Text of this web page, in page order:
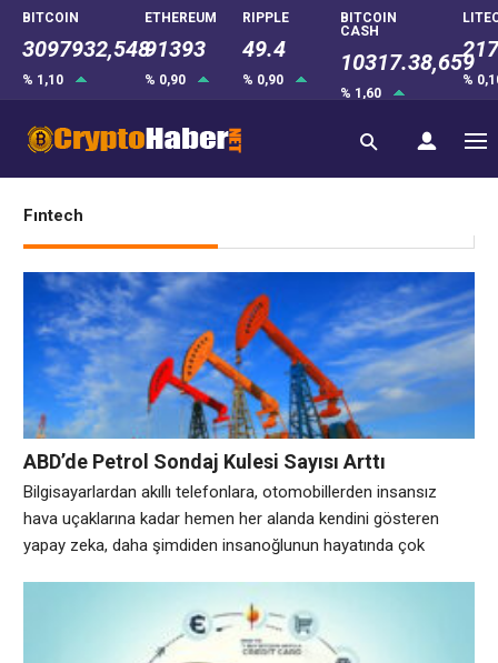
BITCOIN
3097932,548
% 1,10
ETHEREUM
91393
% 0,90
RIPPLE
49.4
% 0,90
BITCOIN
CASH
10317.38,659
% 1,60
%
Fıntech
ABD’de Petrol Sondaj Kulesi Sayısı Arttı
Bilgisayarlardan akıllı telefonlara, otomobillerden insansız
hava uçaklarına kadar hemen her alanda kendini gösteren
yapay zeka, daha şimdiden insanoğlunun hayatında çok
Gelecek Yapay zeka yaşadığımız gezegen için bir tehdit mi,
yoksa bizleri yüklerimizden kurtaracak bir mucize mi?
Dünyadaki pek çok insan, bu sorunun cevabını arıyor. Elon